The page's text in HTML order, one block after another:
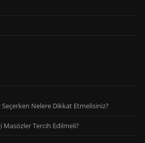
Seçerken Nelere Dikkat Etmelisiniz?
Masözler Tercih Edilmeli?